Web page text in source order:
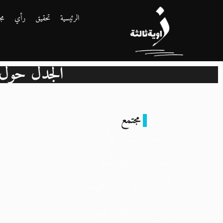
الرئيسية تحقيق رأي
الجدل
مجتمع
إجازات على